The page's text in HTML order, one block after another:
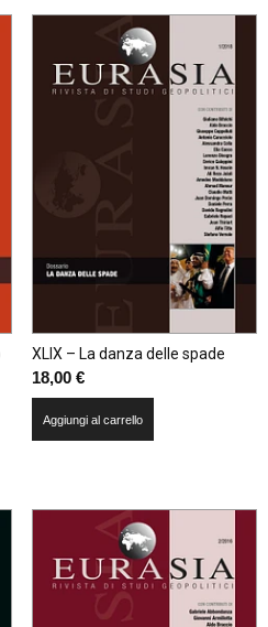
XLIX – La danza delle spade
18,00 €
Aggiungi al carrello